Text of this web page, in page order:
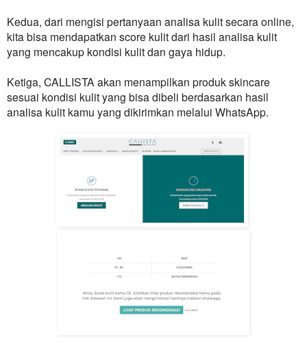
Kedua, dari mengisi pertanyaan analisa kulit secara online,
kita bisa mendapatkan score kulit dari hasil analisa kulit
yang mencakup kondisi kulit dan gaya hidup.
Ketiga, CALLISTA akan menampilkan produk skincare
sesuai kondisi kulit yang bisa dibeli berdasarkan hasil
analisa kulit kamu yang dikirimkan melalui WhatsApp.